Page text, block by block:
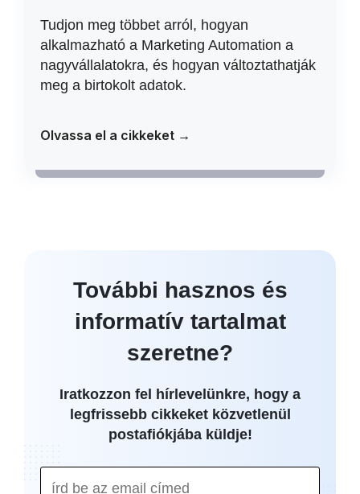
Tudjon meg többet arról, hogyan
alkalmazható a Marketing Automation a
nagyvállalatokra, és hogyan változtathatják
meg a birtokolt adatok.
Olvassa el a cikkeket →
További hasznos és
informatív tartalmat
szeretne?
Iratkozzon fel hírlevelünkre, hogy a
legfrissebb cikkeket közvetlenül
postafiókjába küldje!